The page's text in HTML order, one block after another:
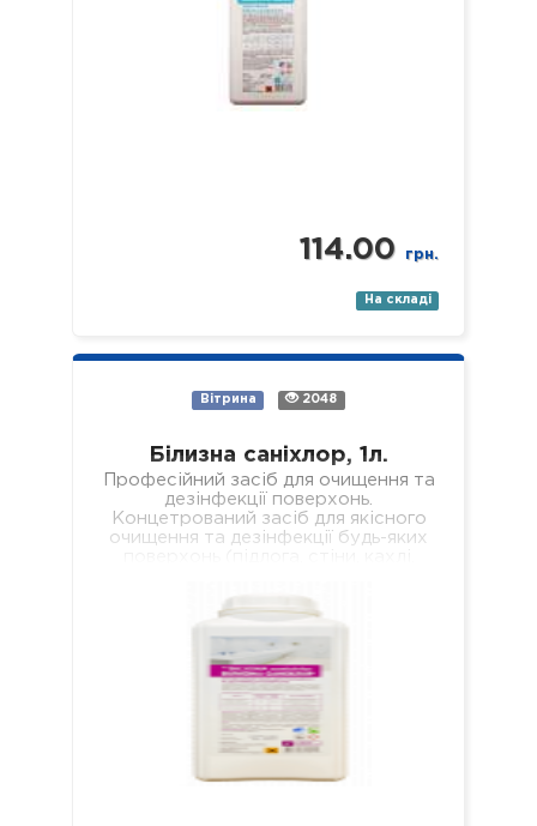
114.00 грн.
На складі
Вітрина 2048
Білизна саніхлор, 1л.
Професійний засіб для очищення та
дезінфекції поверхонь.
Концетрований засіб для якісного
очищення та дезінфекції будь-яких
піддони тощо). Засіб якісно…